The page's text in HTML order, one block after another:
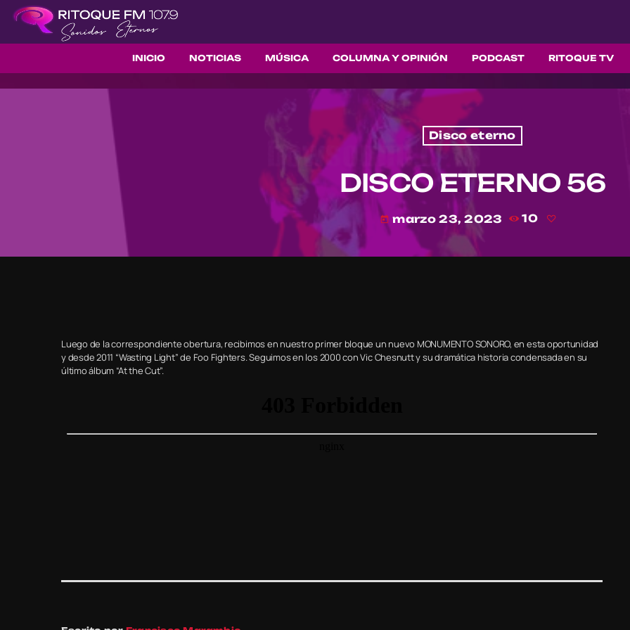
INICIO NOTICIAS MÚSICA COLUMNA Y OPINIÓN PODCAST RITOQUE TV
Disco eterno
DISCO ETERNO 56
today marzo 23, 2023 10
Luego de la correspondiente obertura, recibimos en nuestro primer bloque un nuevo MONUMENTO SONORO, en esta oportunidad
y desde 2011 “Wasting Light” de Foo Fighters. Seguimos en los 2000 con Vic Chesnutt y su dramática historia condensada en su
último álbum “At the Cut”.